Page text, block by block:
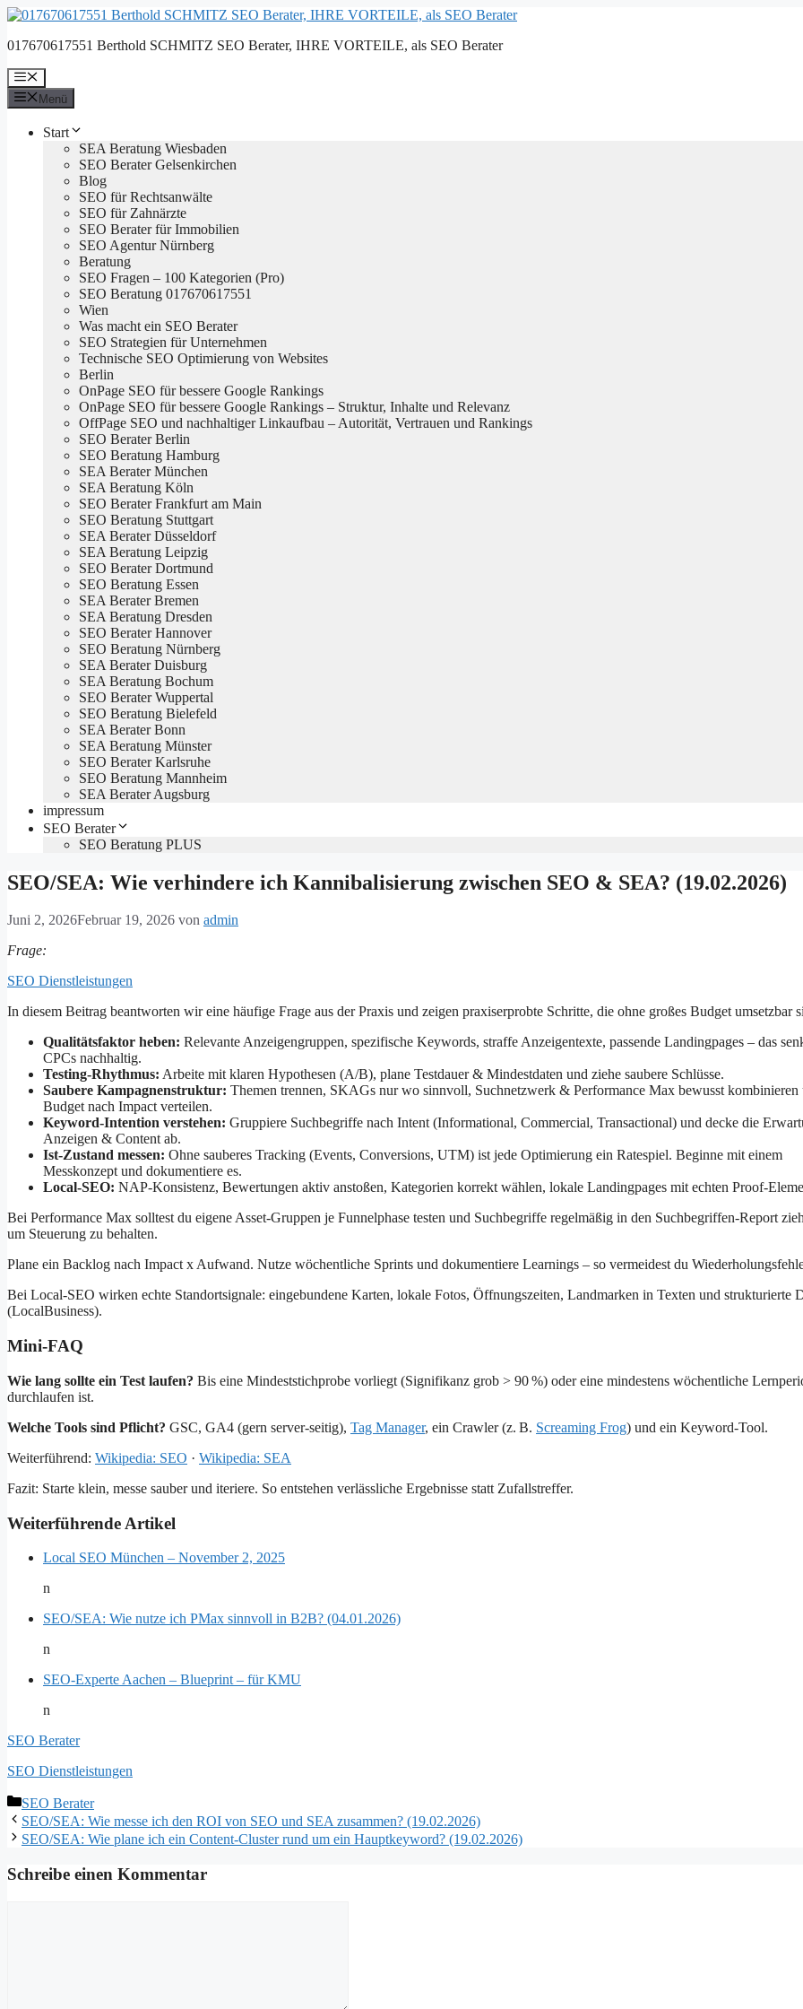
Zum
springen
017670617551 Berthold SCHMITZ SEO Berater, IHRE VORTEILE, als SEO Berater
Menü
Menü
Start
SEA Beratung Wiesbaden
SEO Berater Gelsenkirchen
Blog
SEO für Rechtsanwälte
SEO für Zahnärzte
SEO Berater für Immobilien
SEO Agentur Nürnberg
Beratung
SEO Fragen – 100 Kategorien (Pro)
SEO Beratung 017670617551
Wien
Was macht ein SEO Berater
SEO Strategien für Unternehmen
Technische SEO Optimierung von Websites
Berlin
OnPage SEO für bessere Google Rankings
OnPage SEO für bessere Google Rankings – Struktur, Inhalte und Relevanz
OffPage SEO und nachhaltiger Linkaufbau – Autorität, Vertrauen und Rankings
SEO Berater Berlin
SEO Beratung Hamburg
SEA Berater München
SEA Beratung Köln
SEO Berater Frankfurt am Main
SEO Beratung Stuttgart
SEA Berater Düsseldorf
SEA Beratung Leipzig
SEO Berater Dortmund
SEO Beratung Essen
SEA Berater Bremen
SEA Beratung Dresden
SEO Berater Hannover
SEO Beratung Nürnberg
SEA Berater Duisburg
SEA Beratung Bochum
SEO Berater Wuppertal
SEO Beratung Bielefeld
SEA Berater Bonn
SEA Beratung Münster
SEO Berater Karlsruhe
SEO Beratung Mannheim
SEA Berater Augsburg
impressum
SEO Berater
SEO Beratung PLUS
SEO/SEA: Wie verhindere ich Kannibalisierung zwischen SEO & SEA? (19.02.2026)
Juni 2, 2026Februar 19, 2026 von admin
Frage:
SEO Dienstleistungen
In diesem Beitrag beantworten wir eine häufige Frage aus der Praxis und zeigen praxiserprobte Schritte, die ohne großes Budget umsetzbar
Qualitätsfaktor heben: Relevante Anzeigengruppen, spezifische Keywords, straffe Anzeigentexte, passende Landingpages – das
CPCs nachhaltig.
Testing-Rhythmus: Arbeite mit klaren Hypothesen (A/B), plane Testdauer & Mindestdaten und ziehe saubere Schlüsse.
Saubere Kampagnenstruktur: Themen trennen, SKAGs nur wo sinnvoll, Suchnetzwerk & Performance Max bewusst kombinieren
Budget nach Impact verteilen.
Keyword-Intention verstehen: Gruppiere Suchbegriffe nach Intent (Informational, Commercial, Transactional) und decke die
Anzeigen & Content ab.
Ist-Zustand messen: Ohne sauberes Tracking (Events, Conversions, UTM) ist jede Optimierung ein Ratespiel. Beginne mit einem
Messkonzept und dokumentiere es.
Local-SEO: NAP-Konsistenz, Bewertungen aktiv anstoßen, Kategorien korrekt wählen, lokale Landingpages mit echten Proof-
Bei Performance Max solltest du eigene Asset-Gruppen je Funnelphase testen und Suchbegriffe regelmäßig in den Suchbegriffen-Report
um Steuerung zu behalten.
Plane ein Backlog nach Impact x Aufwand. Nutze wöchentliche Sprints und dokumentiere Learnings – so vermeidest du
Bei Local-SEO wirken echte Standortsignale: eingebundene Karten, lokale Fotos, Öffnungszeiten, Landmarken in Texten und strukturierte
(LocalBusiness).
Mini‑FAQ
Wie lang sollte ein Test laufen? Bis eine Mindeststichprobe vorliegt (Signifikanz grob > 90 %) oder eine mindestens wöchentliche
durchlaufen ist.
Welche Tools sind Pflicht? GSC, GA4 (gern server‑seitig), Tag Manager, ein Crawler (z. B. Screaming Frog) und ein Keyword‑Tool.
Weiterführend: Wikipedia: SEO · Wikipedia: SEA
Fazit: Starte klein, messe sauber und iteriere. So entstehen verlässliche Ergebnisse statt Zufallstreffer.
Weiterführende Artikel
Local SEO München – November 2, 2025
n
SEO/SEA: Wie nutze ich PMax sinnvoll in B2B? (04.01.2026)
n
SEO-Experte Aachen – Blueprint – für KMU
n
SEO Berater
SEO Dienstleistungen
Kategorien
SEO Berater
SEO/SEA: Wie messe ich den ROI von SEO und SEA zusammen? (19.02.2026)
SEO/SEA: Wie plane ich ein Content-Cluster rund um ein Hauptkeyword? (19.02.2026)
Schreibe einen Kommentar